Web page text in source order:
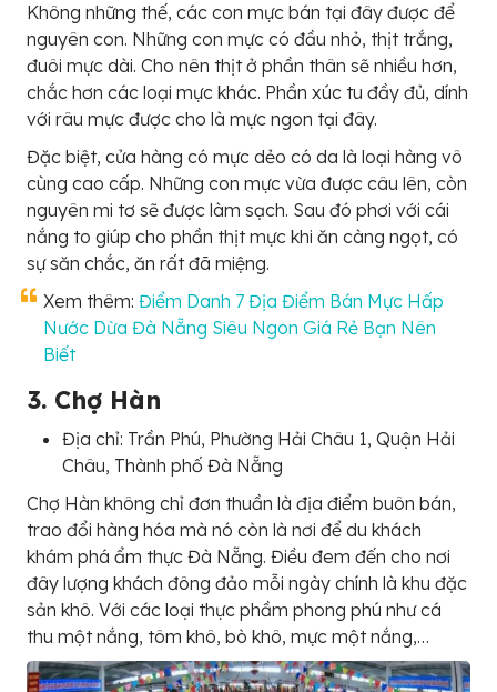
Không những thế, các con mực bán tại đây được để
nguyên con. Những con mực có đầu nhỏ, thịt trắng,
đuôi mực dài. Cho nên thịt ở phần thân sẽ nhiều hơn,
chắc hơn các loại mực khác. Phần xúc tu đầy đủ, dính
với râu mực được cho là mực ngon tại đây.
Đặc biệt, cửa hàng có mực dẻo có da là loại hàng vô
cùng cao cấp. Những con mực vừa được câu lên, còn
nguyên mi tơ sẽ được làm sạch. Sau đó phơi với cái
nắng to giúp cho phần thịt mực khi ăn càng ngọt, có
sự săn chắc, ăn rất đã miệng.
Xem thêm: Điểm Danh 7 Địa Điểm Bán Mực Hấp
Nước Dừa Đà Nẵng Siêu Ngon Giá Rẻ Bạn Nên
Biết
3. Chợ Hàn
Địa chỉ: Trần Phú, Phường Hải Châu 1, Quận Hải
Châu, Thành phố Đà Nẵng
Chợ Hàn không chỉ đơn thuần là địa điểm buôn bán,
trao đổi hàng hóa mà nó còn là nơi để du khách
khám phá ẩm thực Đà Nẵng. Điều đem đến cho nơi
đây lượng khách đông đảo mỗi ngày chính là khu đặc
sản khô. Với các loại thực phầm phong phú như cá
thu một nắng, tôm khô, bò khô, mực một nắng,…